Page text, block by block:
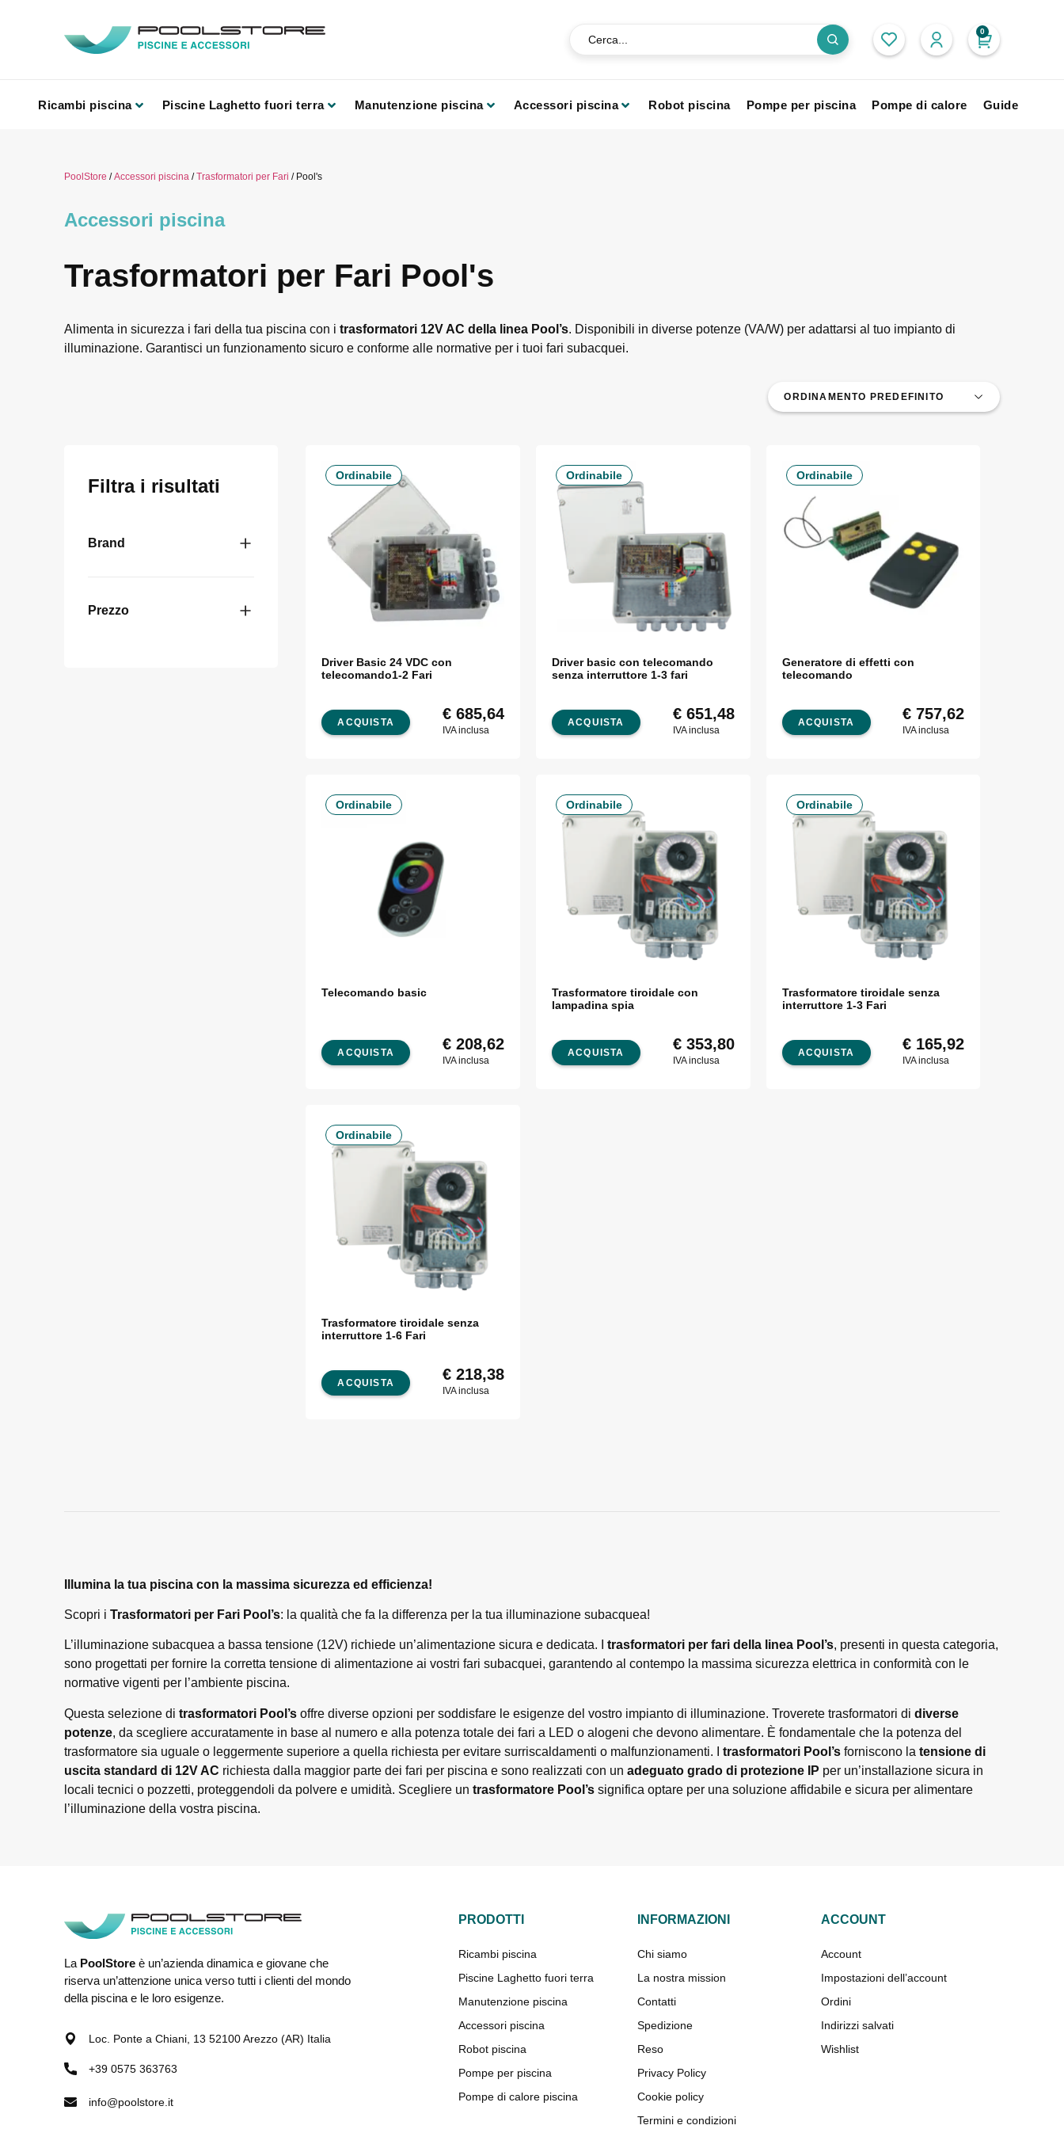
0
Ricambi piscina Piscine Laghetto fuori terra Manutenzione piscina Accessori piscina Robot piscina Pompe per piscina Pompe di calore Guide
PoolStore /Accessori piscina/Trasformatori per Fari / Pool's
Accessori piscina
Trasformatori per Fari Pool's
Alimenta in sicurezza i fari della tua piscina con i trasformatori 12V AC della linea Pool’s. Disponibili in diverse potenze (VA/W) per adattarsi al tuo impianto di
illuminazione. Garantisci un funzionamento sicuro e conforme alle normative per i tuoi fari subacquei.
Filtra i risultati
Brand
Prezzo
Ordinabile
Driver Basic 24 VDC con
telecomando1-2 Fari
ACQUISTA €685,64
IVA inclusa
Ordinabile
Driver basic con telecomando
senza interruttore 1-3 fari
ACQUISTA €651,48
IVA inclusa
Ordinabile
Generatore di effetti con
telecomando
ACQUISTA € 757,62
IVA inclusa
Ordinabile
Telecomando basic
ACQUISTA €208,62
IVA inclusa
Ordinabile
Trasformatore tiroidale con
lampadina spia
ACQUISTA €353,80
IVA inclusa
Ordinabile
Trasformatore tiroidale senza
interruttore 1-3 Fari
ACQUISTA € 165,92
IVA inclusa
Ordinabile
Trasformatore tiroidale senza
interruttore 1-6 Fari
ACQUISTA €218,38
IVA inclusa
Illumina la tua piscina con la massima sicurezza ed efficienza!
Scopri i Trasformatori per Fari Pool’s: la qualità che fa la differenza per la tua illuminazione subacquea!
L’illuminazione subacquea a bassa tensione (12V) richiede un’alimentazione sicura e dedicata. I trasformatori per fari della linea Pool’s, presenti in questa categoria,
sono progettati per fornire la corretta tensione di alimentazione ai vostri fari subacquei, garantendo al contempo la massima sicurezza elettrica in conformità con le
normative vigenti per l’ambiente piscina.
Questa selezione di trasformatori Pool’soffre diverse opzioni per soddisfare le esigenze del vostro impianto di illuminazione. Troverete trasformatori di diverse
potenze, da scegliere accuratamente in base al numero e alla potenza totale dei fari a LED o alogeni che devono alimentare. È fondamentale che la potenza del
trasformatore sia uguale o leggermente superiore a quella richiesta per evitare surriscaldamenti o malfunzionamenti. I trasformatori Pool’sforniscono la tensione di
uscita standard di 12V AC richiesta dalla maggior parte dei fari per piscina e sono realizzati con un adeguato grado di protezione IP per un’installazione sicura in
locali tecnici o pozzetti, proteggendoli da polvere e umidità. Scegliere un trasformatore Pool’ssignifica optare per una soluzione affidabile e sicura per alimentare
l’illuminazione della vostra piscina.
La PoolStoreè un’azienda dinamica e giovane che
riserva un’attenzione unica verso tutti i clienti del mondo
della piscina e le loro esigenze.
Loc. Ponte a Chiani, 13 52100 Arezzo (AR) Italia
+39 0575 363763
info@poolstore.it
PRODOTTI
Ricambi piscina
Piscine Laghetto fuori terra
Manutenzione piscina
Accessori piscina
Robot piscina
Pompe per piscina
Pompe di calore piscina
INFORMAZIONI
Chi siamo
La nostra mission
Contatti
Spedizione
Reso
Privacy Policy
Cookie policy
Termini e condizioni
ACCOUNT
Account
Impostazioni dell’account
Ordini
Indirizzi salvati
Wishlist